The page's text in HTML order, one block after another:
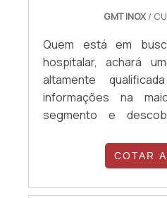
GMT INOX /
Quem está em
hospitalar, achará
altamente
informações na
segmento e
importante lembrar
adquirido com
Esse tipo de
COTAR